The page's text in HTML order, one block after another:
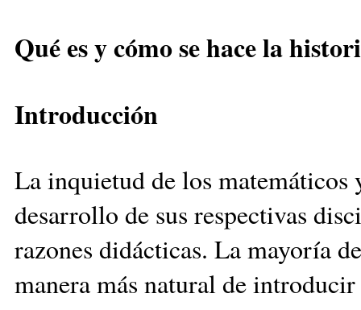
Qué es y cómo se hace la
Introducción
La inquietud de los
desarrollo de sus respectivas
razones didácticas. La mayoría
manera más natural de